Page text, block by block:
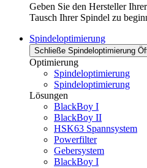
Geben Sie den Hersteller
Tausch Ihrer Spindel zu
Spindeloptimierung
Schließe Spindeloptimierung
Optimierung
Spindeloptimierung
Spindeloptimierung
Lösungen
BlackBoy I
BlackBoy II
HSK63 Spannsystem
Powerfilter
Gebersystem
BlackBoy I